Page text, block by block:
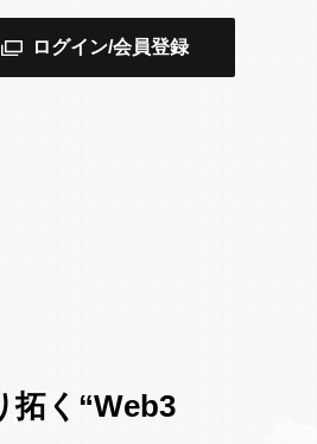
ログイン/会員登録
拓く“Web3